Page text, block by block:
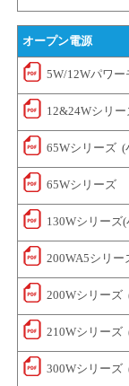
オープン電源
5W/12Wパワ
12&24Wシリー
65Wシリーズ (
65Wシリーズ
130Wシリーズ
200WA5シリー
200Wシリーズ
210Wシリーズ
300Wシリーズ